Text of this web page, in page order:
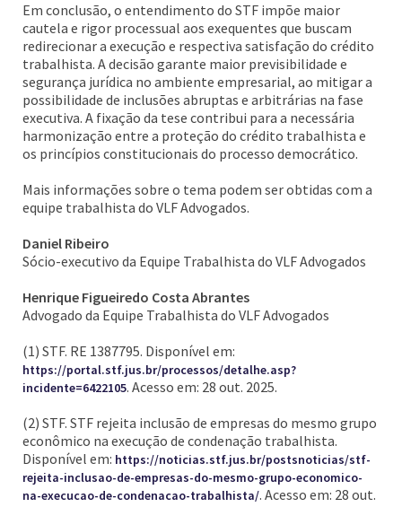
Em conclusão, o entendimento do STF impõe maior
cautela e rigor processual aos exequentes que buscam
redirecionar a execução e respectiva satisfação do crédito
trabalhista. A decisão garante maior previsibilidade e
segurança jurídica no ambiente empresarial, ao mitigar a
possibilidade de inclusões abruptas e arbitrárias na fase
executiva. A fixação da tese contribui para a necessária
harmonização entre a proteção do crédito trabalhista e
os princípios constitucionais do processo democrático.
Mais informações sobre o tema podem ser obtidas com a
equipe trabalhista do VLF Advogados.
Daniel Ribeiro
Sócio-executivo da Equipe Trabalhista do VLF Advogados
Henrique Figueiredo Costa Abrantes
Advogado da Equipe Trabalhista do VLF Advogados
(1) STF. RE 1387795. Disponível em:
https://portal.stf.jus.br/processos/detalhe.asp?
incidente=6422105. Acesso em: 28 out. 2025.
(2) STF. STF rejeita inclusão de empresas do mesmo grupo
econômico na execução de condenação trabalhista.
Disponível em: https://noticias.stf.jus.br/postsnoticias/stf-
rejeita-inclusao-de-empresas-do-mesmo-grupo-economico-
na-execucao-de-condenacao-trabalhista/. Acesso em: 28 out.